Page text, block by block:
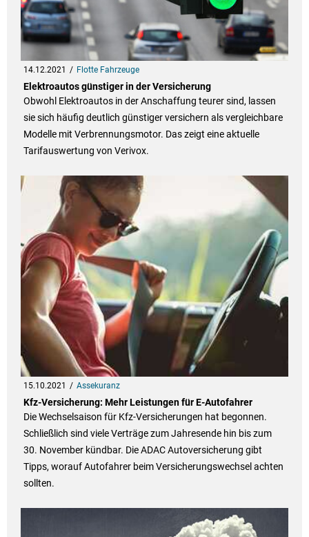
14.12.2021 Flotte Fahrzeuge
Elektroautos günstiger in der Versicherung
Obwohl Elektroautos in der Anschaffung teurer sind, lassen
sie sich häufig deutlich günstiger versichern als vergleichbare
Modelle mit Verbrennungsmotor. Das zeigt eine aktuelle
Tarifauswertung von Verivox.
15.10.2021 Assekuranz
Kfz-Versicherung: Mehr Leistungen für E-Autofahrer
Die Wechselsaison für Kfz-Versicherungen hat begonnen.
Schließlich sind viele Verträge zum Jahresende hin bis zum
30. November kündbar. Die ADAC Autoversicherung gibt
Tipps, worauf Autofahrer beim Versicherungswechsel achten
sollten.